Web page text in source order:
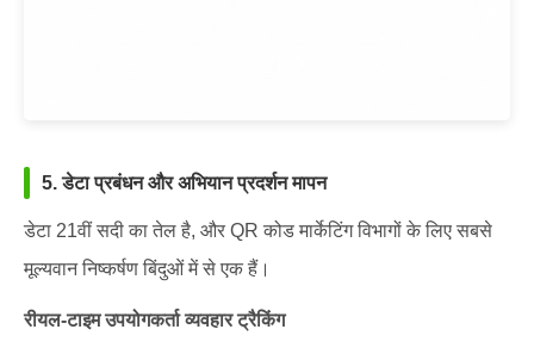
5. डेटा प्रबंधन और अभियान प्रदर्शन मापन
डेटा 21वीं सदी का तेल है, और QR कोड मार्केटिंग विभागों के लिए सबसे
मूल्यवान निष्कर्षण बिंदुओं में से एक हैं।
रीयल-टाइम उपयोगकर्ता व्यवहार ट्रैकिंग